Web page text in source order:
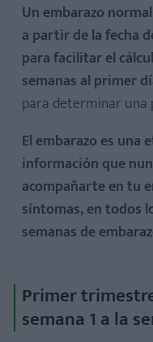
Desarrollo del feto en
Cambios en la mujer
embarazo
Un embarazo
a partir de la fecha
para facilitar el
semanas al primer
para determinar una
El embarazo es una
información que
acompañarte en tu
síntomas, en todos
semanas de
Primer
semana 1 a la